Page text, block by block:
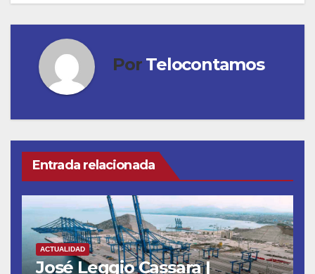
Por Telocontamos
Entrada relacionada
ACTUALIDAD
José Leggio Cassara |